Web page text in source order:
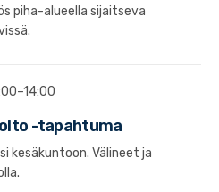
piha-alueella sijaitseva
-tapahtuma
kesäkuntoon. Välineet ja